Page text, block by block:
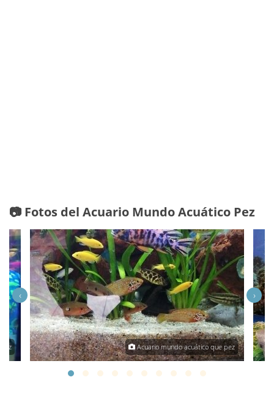
📷 Fotos del Acuario Mundo Acuático Pez
Acuario mundo acuático que pez
‹ ›